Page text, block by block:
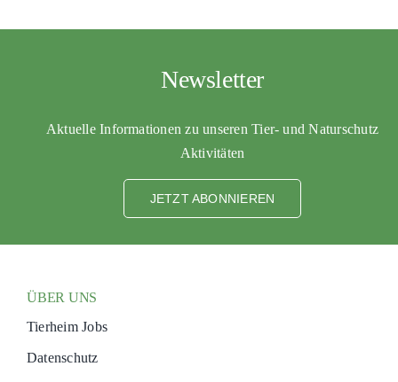
Newsletter
Aktuelle Informationen zu unseren Tier- und Naturschutz
Aktivitäten
JETZT ABONNIEREN
ÜBER UNS
Tierheim Jobs
Datenschutz